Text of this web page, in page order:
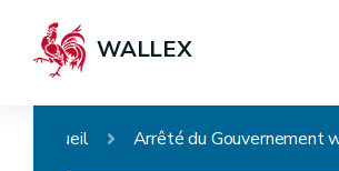
WALLEX
Accueil